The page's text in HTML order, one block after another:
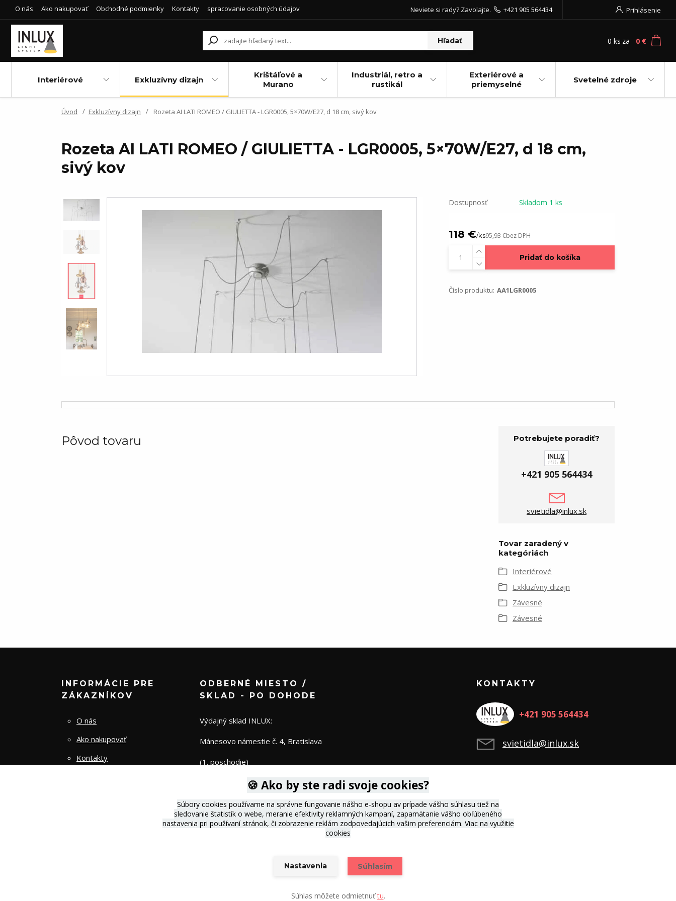
O nás Ako nakupovať Obchodné podmienky Kontakty spracovanie osobných údajov Prihlásenie
Hľadať
Neviete si rady? Zavolajte. +421 905 564434
0 ks za 0 €
Interiérové Exkluzívny dizajn
Krištáľové a
Murano
Industriál, retro a
rustikál
Exteriérové a
priemyselné
Svetelné zdroje
Úvod Exkluzívny dizajn Rozeta AI LATI ROMEO / GIULIETTA - LGR0005, 5×70W/E27, d 18 cm, sivý kov
Rozeta AI LATI ROMEO / GIULIETTA - LGR0005, 5×70W/E27, d 18 cm,
sivý kov
Dostupnosť Skladom 1 ks
118 €/ks95,93 €bez DPH
Pridať do košíka
Číslo produktu: AA1LGR0005
Pôvod tovaru Potrebujete poradiť?
+421 905 564434
svietidla@inlux.sk
Tovar zaradený v
kategóriách
Interiérové
Exkluzívny dizajn
Závesné
Závesné
INFORMÁCIE PRE
ZÁKAZNÍKOV
O nás
Ako nakupovať
Kontakty
ODBERNÉ MIESTO /
SKLAD - PO DOHODE
Výdajný sklad INLUX:
Mánesovo námestie č. 4, Bratislava
(1. poschodie)
KONTAKTY
+421 905 564434
svietidla@inlux.sk
🍪 Ako by ste radi svoje cookies?
Súbory cookies používame na správne fungovanie nášho e-shopu av prípade vášho súhlasu tiež na
sledovanie štatistík o webe, meranie efektivity reklamných kampaní, zapamätanie vášho obľúbeného
nastavenia pri používaní stránok, či zobrazenie reklám zodpovedajúcich vašim preferenciám. Viac na využitie
cookies
Nastavenia Súhlasím
Súhlas môžete odmietnuťtu.